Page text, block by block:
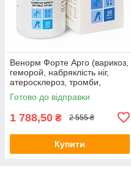
Венорм Форте Арго (варикоз,
геморой, набряклість ніг,
атеросклероз, тромби,
гіпотиреоз, гіпертонія, тиск)
Готово до відправки
1 788,50 ₴ 2 555 ₴
Купити